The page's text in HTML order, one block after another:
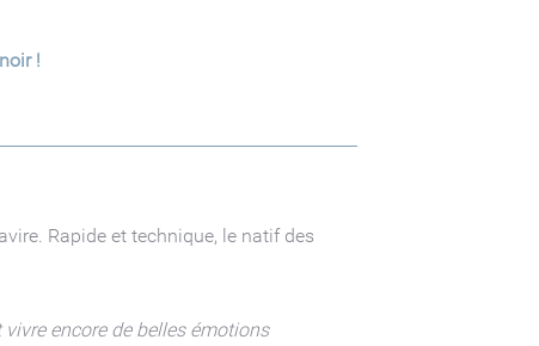
!
Rapide et technique, le natif des
vivre encore de belles émotions